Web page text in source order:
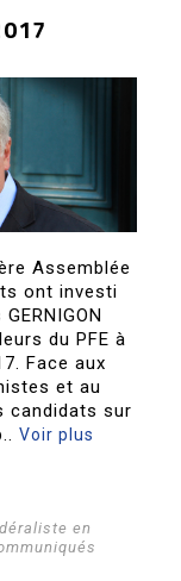
Assemblée
ont investi
du PFE à
Face aux
et au
candidats sur
Voir plus
en